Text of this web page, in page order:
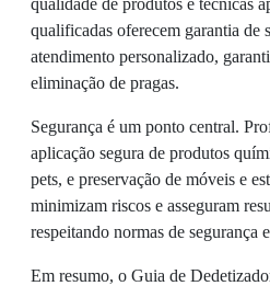
qualidade de produtos e técnicas
qualificadas oferecem garantia de
atendimento personalizado,
eliminação de pragas.
Segurança é um ponto central.
aplicação segura de produtos
pets, e preservação de móveis e
minimizam riscos e asseguram
respeitando normas de segurança
Em resumo, o Guia de